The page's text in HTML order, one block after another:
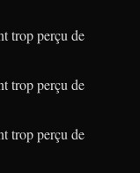
trop perçu de
trop perçu de
trop perçu de